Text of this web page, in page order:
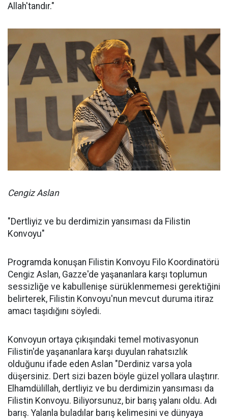
Allah'tandır."
Cengiz Aslan
"Dertliyiz ve bu derdimizin yansıması da Filistin
Konvoyu"
Programda konuşan Filistin Konvoyu Filo Koordinatörü
Cengiz Aslan, Gazze'de yaşananlara karşı toplumun
sessizliğe ve kabullenişe sürüklenmemesi gerektiğini
belirterek, Filistin Konvoyu'nun mevcut duruma itiraz
amacı taşıdığını söyledi.
Konvoyun ortaya çıkışındaki temel motivasyonun
Filistin'de yaşananlara karşı duyulan rahatsızlık
olduğunu ifade eden Aslan "Derdiniz varsa yola
düşersiniz. Dert sizi bazen böyle güzel yollara ulaştırır.
Elhamdülillah, dertliyiz ve bu derdimizin yansıması da
Filistin Konvoyu. Biliyorsunuz, bir barış yalanı oldu. Adı
barış. Yalanla buladılar barış kelimesini ve dünyaya